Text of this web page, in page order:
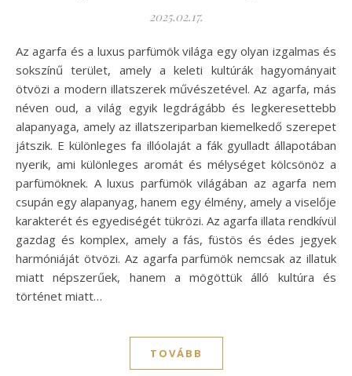
2025.02.17.
Az agarfa és a luxus parfümök világa egy olyan izgalmas és
sokszínű terület, amely a keleti kultúrák hagyományait
ötvözi a modern illatszerek művészetével. Az agarfa, más
néven oud, a világ egyik legdrágább és legkeresettebb
alapanyaga, amely az illatszeriparban kiemelkedő szerepet
játszik. E különleges fa illóolaját a fák gyulladt állapotában
nyerik, ami különleges aromát és mélységet kölcsönöz a
parfümöknek. A luxus parfümök világában az agarfa nem
csupán egy alapanyag, hanem egy élmény, amely a viselője
karakterét és egyediségét tükrözi. Az agarfa illata rendkívül
gazdag és komplex, amely a fás, füstös és édes jegyek
harmóniáját ötvözi. Az agarfa parfümök nemcsak az illatuk
miatt népszerűek, hanem a mögöttük álló kultúra és
történet miatt…
TOVÁBB